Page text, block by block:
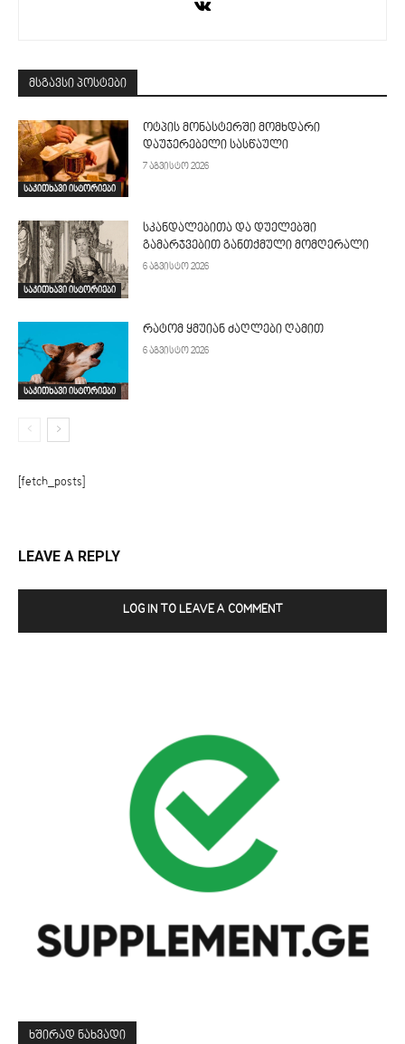
მსგავსი პოსტები
საკითხავი ისტორიები
ოტპის მონასტერში მომხდარი
დაუჯერებელი სასწაული
7 აგვისტო 2026
საკითხავი ისტორიები
სკანდალებითა და დუელებში
გამარჯვებით განთქმული მომღერალი
6 აგვისტო 2026
საკითხავი ისტორიები
რატომ ყმუიან ძაღლები ღამით
6 აგვისტო 2026
[fetch_posts]
LEAVE A REPLY
LOG IN TO LEAVE A COMMENT
ᲮᲨᲘᲠᲐᲓ ᲜᲐᲮᲕᲐᲓᲘ